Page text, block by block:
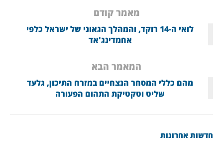
מאמר קודם
לואי ה-14 רוקד, והמהלך הגאוני של ישראל כלפי
אחמדינג'אד
המאמר הבא
מהם כללי המסחר הנצחיים במזרח התיכון, גלעד
שליט וטקטיקת התהום הפעורה
חדשות אחרונות